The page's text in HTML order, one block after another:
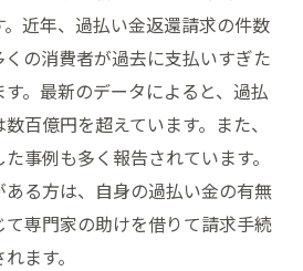
近年、過払い金返還請求の件数
の消費者が過去に支払いすぎた
。最新のデータによると、過払
百億円を超えています。また、
事例も多く報告されています。
る方は、自身の過払い金の有無
専門家の助けを借りて請求手続
ます。